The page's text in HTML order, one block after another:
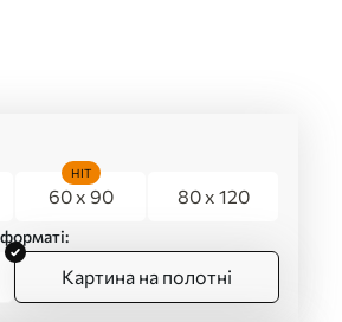
60 x 90
HIT
80 x 120
Картина на полотні